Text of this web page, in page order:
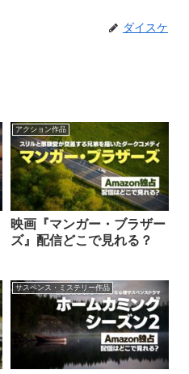
ダイスケ
アクション作品
映画『マンガー・ブラザー
ズ』配信どこで見れる？
サスペンス・ミステリー作品